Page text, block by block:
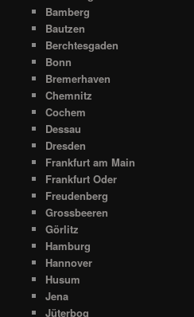
Bamberg
Bautzen
Berchtesgaden
Bonn
Bremerhaven
Chemnitz
Cochem
Dessau
Dresden
Frankfurt am Main
Frankfurt Oder
Freudenberg
Grossbeeren
Görlitz
Hamburg
Hannover
Husum
Jena
Jüterbog